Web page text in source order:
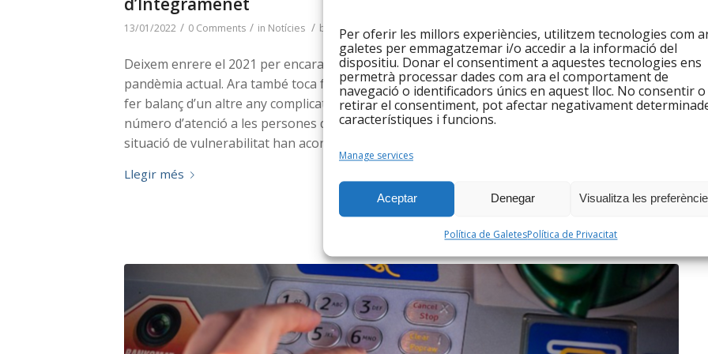
Per oferir les millors experiències, utilitzem tecnologies com
galetes per emmagatzemar i/o accedir a la informació del
dispositiu. Donar el consentiment a aquestes tecnologies ens
permetrà processar dades com ara el comportament de
navegació o identificadors únics en aquest lloc. No consentir o
retirar el consentiment, pot afectar negativament
característiques i funcions.
Manage services
Aceptar Denegar Visualitza les
Política de GaletesPolítica de Privacitat
13/01/2022 / 0 Comments / in Notícies / by Equip Integramenet
Deixem enrere el 2021 per encarar el 2022 amb la il·lusió renovada, tot i el context de
pandèmia actual. Ara també toca fer un repàs a com hem tancat l’any el darrer mes del 2021 i
fer balanç d’un altre any complicat per a les entitats d’acció social. En general ha baixat el
número d’atenció a les persones degut a aquest context general, tot i així, 117 persones en
situació de vulnerabilitat han aconseguit trobar feina.
Llegir més